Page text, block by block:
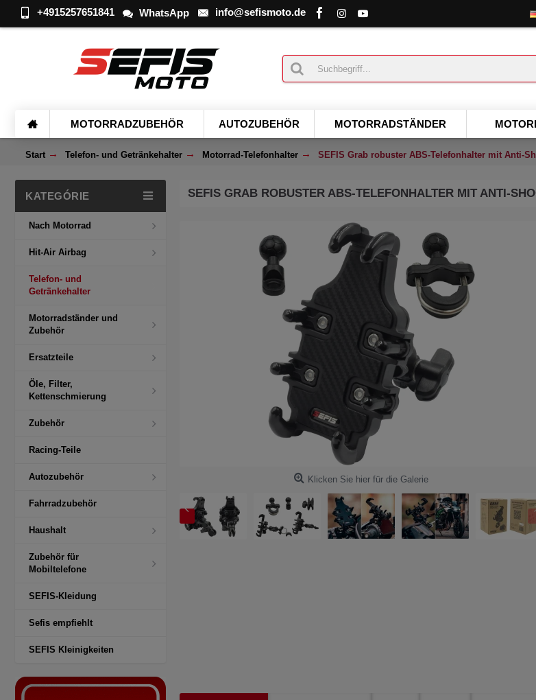
+4915257651841 WhatsApp info@sefismoto.de
MOTORRADZUBEHÖR AUTOZUBEHÖR MOTORRADSTÄNDER
Start Telefon- und Getränkehalter Motorrad-Telefonhalter SEFIS Grab robuster ABS-Telefonhalter mit Anti-
KATEGÓRIE
Nach Motorrad
Hit-Air Airbag
Telefon- und
Getränkehalter
Motorradständer und
Zubehör
Ersatzteile
Öle, Filter,
Kettenschmierung
Zubehör
Racing-Teile
Autozubehör
Fahrradzubehör
Haushalt
Zubehör für
Mobiltelefone
SEFIS-Kleidung
Sefis empfiehlt
SEFIS Kleinigkeiten
SEFIS GRAB ROBUSTER ABS-TELEFONHALTER MIT ANTI-
Klicken Sie hier für die Galerie